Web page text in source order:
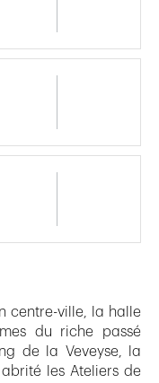
centre-ville, la halle
du riche passé
de la Veveyse, la
les Ateliers de